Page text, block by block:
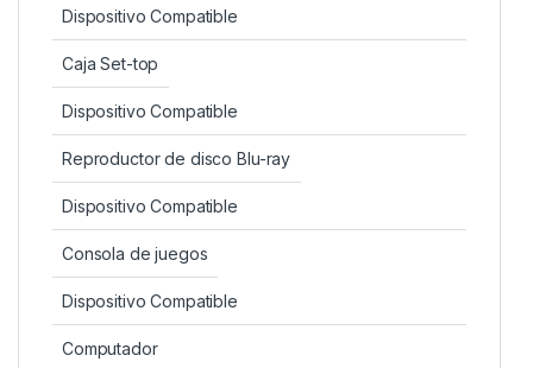
Dispositivo Compatible
Caja Set-top
Dispositivo Compatible
Reproductor de disco Blu-ray
Dispositivo Compatible
Consola de juegos
Dispositivo Compatible
Computador